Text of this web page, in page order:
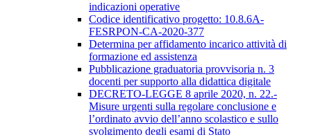
indicazioni operative
Codice identificativo progetto: 10.8.6A-
FESRPON-CA-2020-377
Determina per affidamento incarico attività di
formazione ed assistenza
Pubblicazione graduatoria provvisoria n. 3
docenti per supporto alla didattica digitale
DECRETO-LEGGE 8 aprile 2020, n. 22.-
Misure urgenti sulla regolare conclusione e
l’ordinato avvio dell’anno scolastico e sullo
svolgimento degli esami di Stato